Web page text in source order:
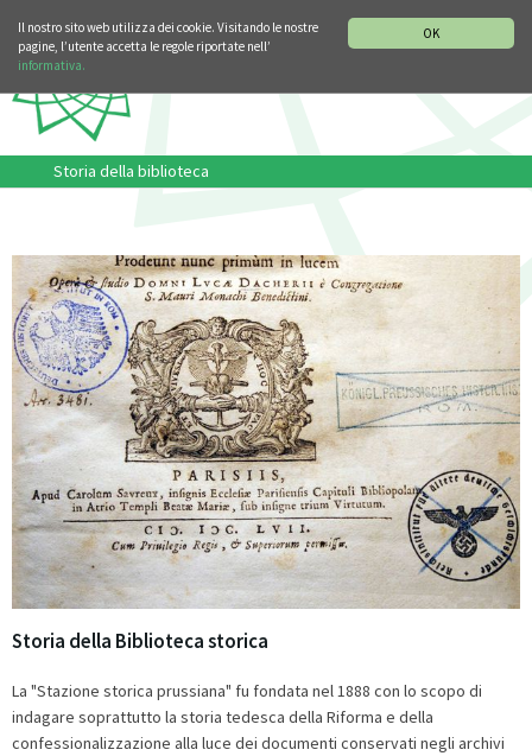
OK
Il nostro sito web utilizza dei cookie. Visitando le nostre
pagine, l’utente accetta le regole riportate nell’
informativa.
Storia della biblioteca
Storia della Biblioteca storica
La "Stazione storica prussiana" fu fondata nel 1888 con lo scopo di
indagare soprattutto la storia tedesca della Riforma e della
confessionalizzazione alla luce dei documenti conservati negli archivi